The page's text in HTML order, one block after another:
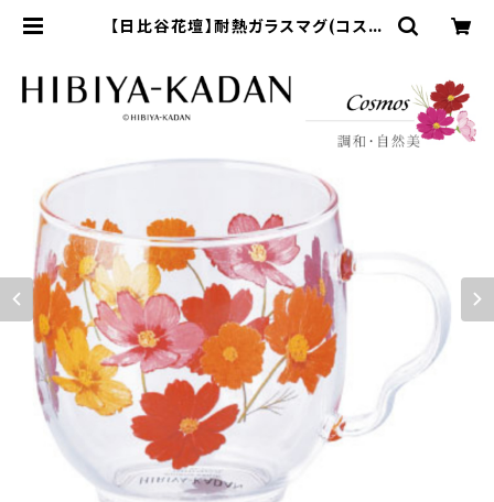
【日比谷花壇】耐熱ガラスマグ(コスモ
式オンラインショップ